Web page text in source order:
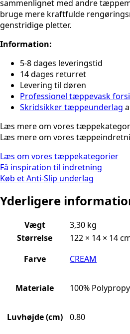
sammenlignet med andre
bruge mere kraftfulde
genstridige pletter.
Information:
5-8 dages leveringstid
14 dages returret
Levering til døren
Professionel tæppevask
Skridsikker tæppeunderlag
Læs mere om vores
Læs mere om vores
Læs om vores tæppekategorier
Få inspiration til indretning
Køb et Anti-Slip underlag
Yderligere
Vægt
3,30 kg
Størrelse
122 × 14 × 14
Farve
CREAM
Materiale 100%
Luvhøjde (cm) 0.80